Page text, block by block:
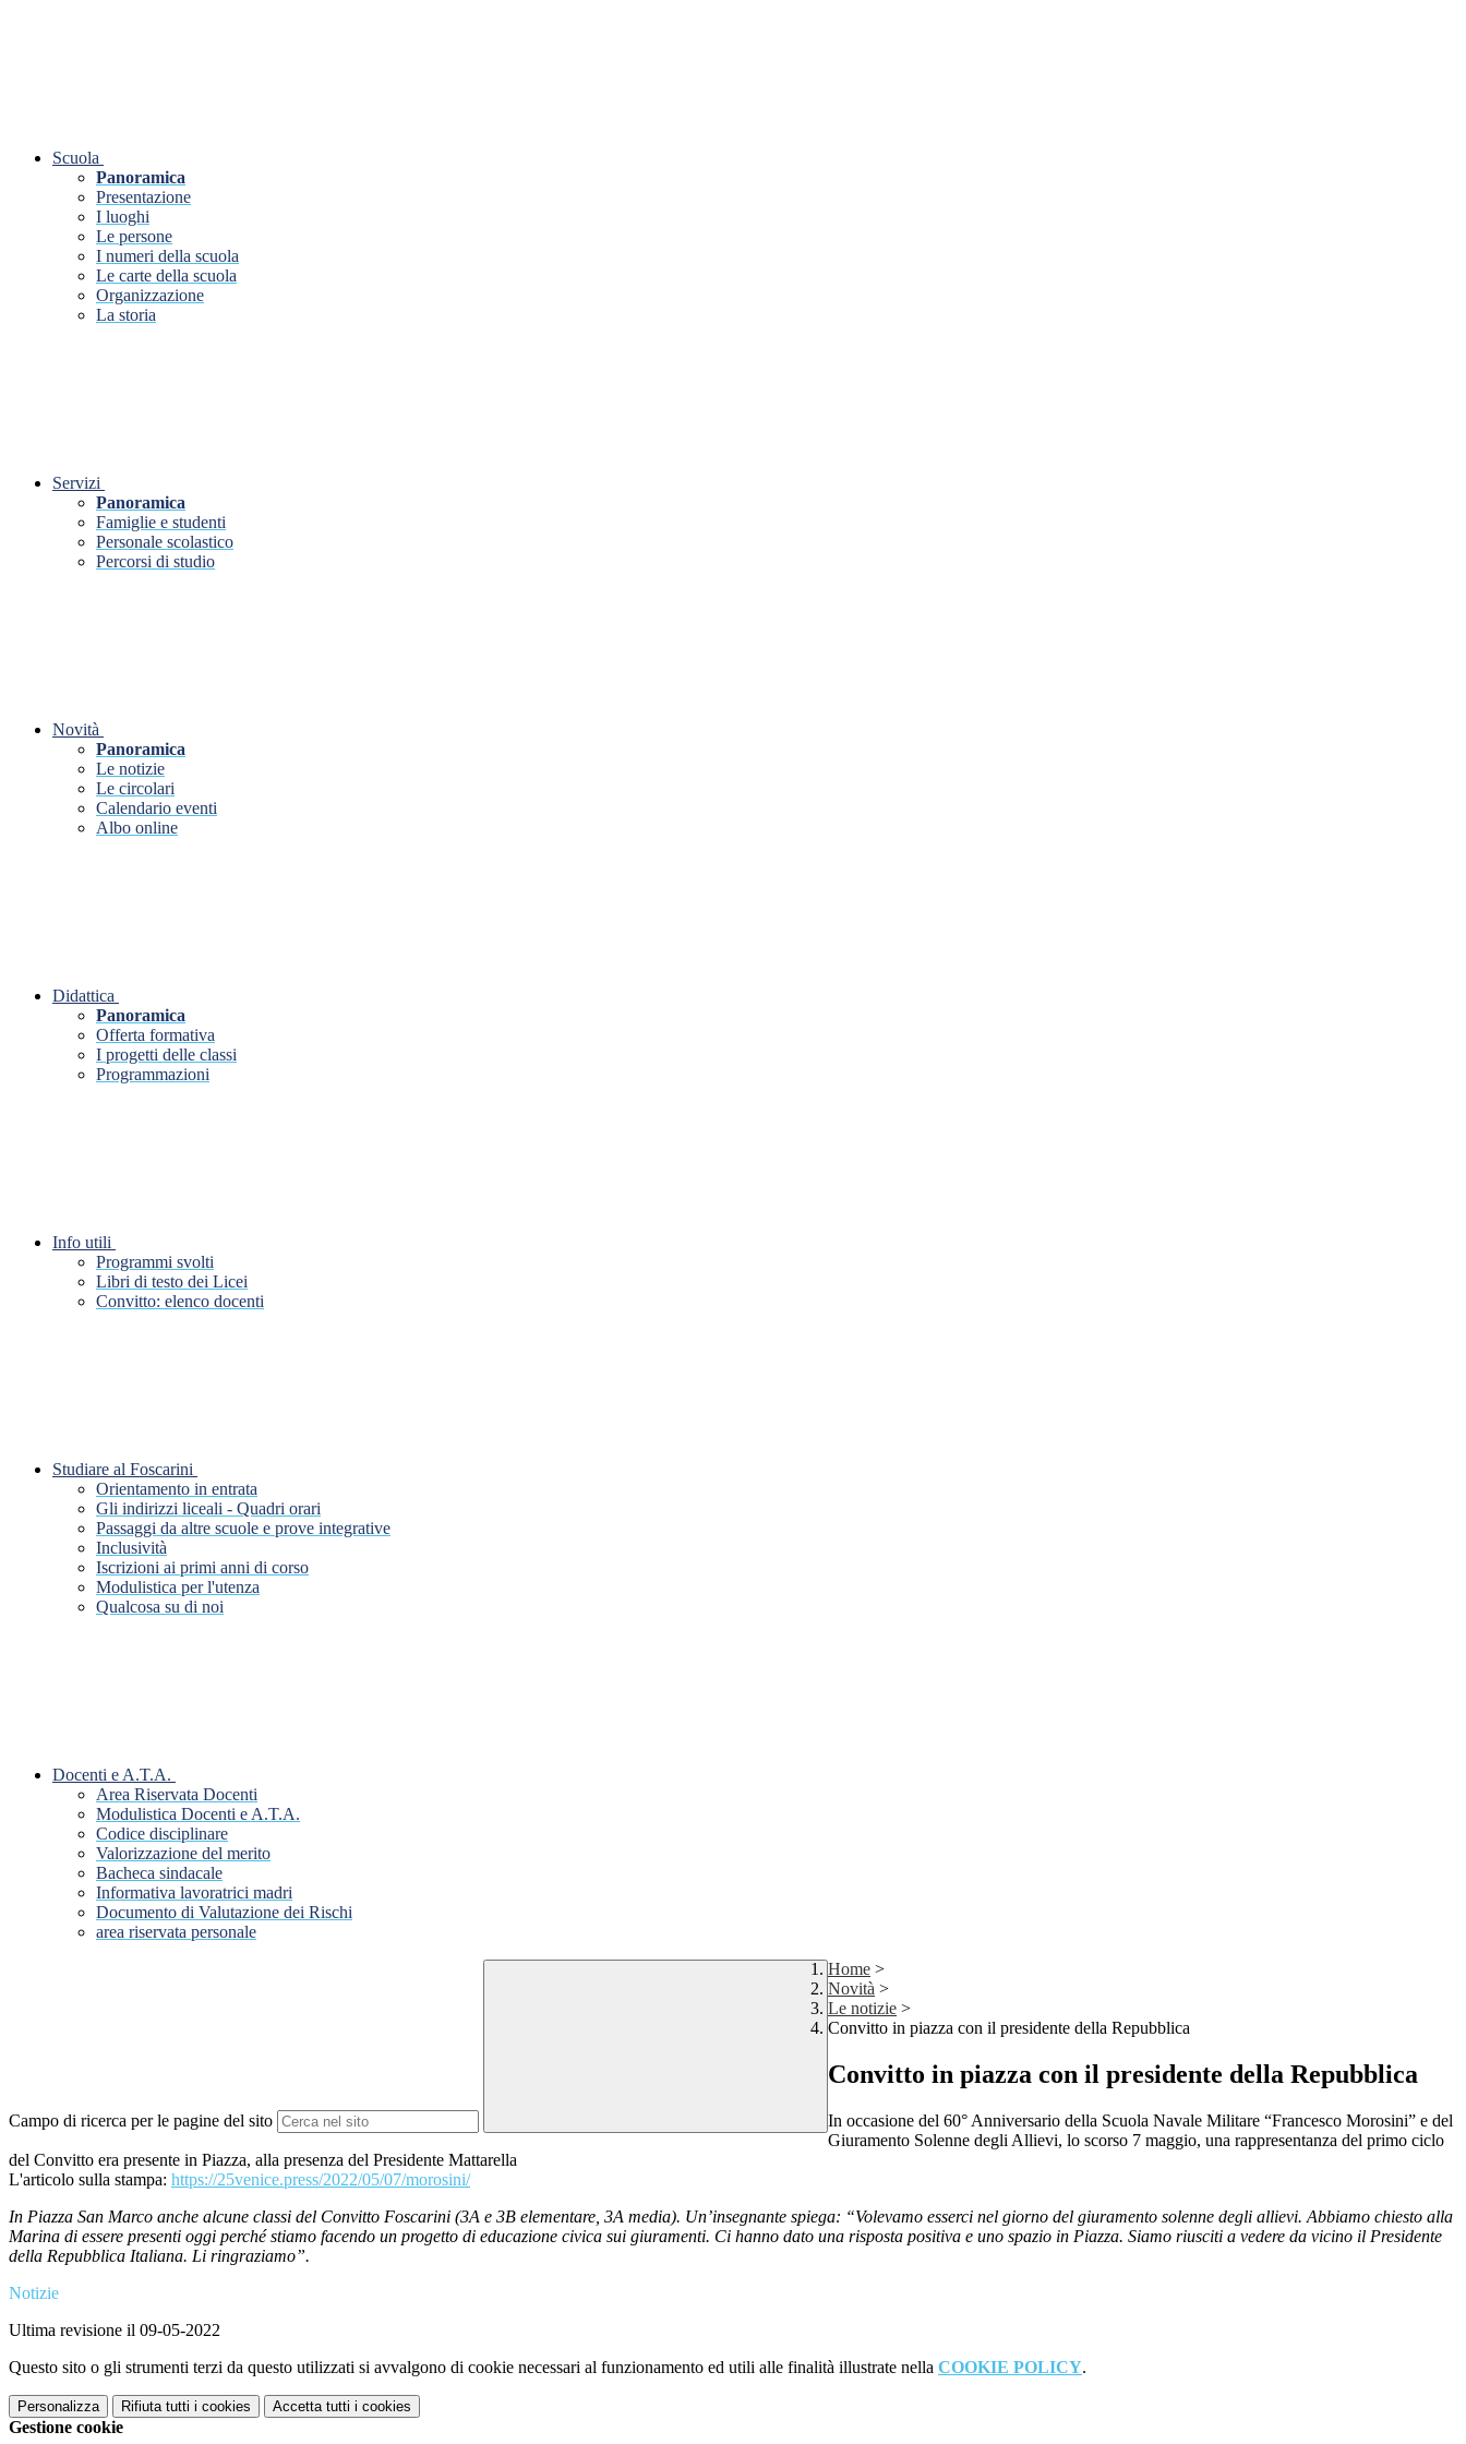
Scuola
Panoramica
Presentazione
I luoghi
Le persone
I numeri della scuola
Le carte della scuola
Organizzazione
La storia
Servizi
Panoramica
Famiglie e studenti
Personale scolastico
Percorsi di studio
Novità
Panoramica
Le notizie
Le circolari
Calendario eventi
Albo online
Didattica
Panoramica
Offerta formativa
I progetti delle classi
Programmazioni
Info utili
Programmi svolti
Libri di testo dei Licei
Convitto: elenco docenti
Studiare al Foscarini
Orientamento in entrata
Gli indirizzi liceali - Quadri orari
Passaggi da altre scuole e prove integrative
Inclusività
Iscrizioni ai primi anni di corso
Modulistica per l'utenza
Qualcosa su di noi
Docenti e A.T.A.
Area Riservata Docenti
Modulistica Docenti e A.T.A.
Codice disciplinare
Valorizzazione del merito
Bacheca sindacale
Informativa lavoratrici madri
Documento di Valutazione dei Rischi
area riservata personale
Campo di ricerca per le pagine del sito
Home >
Novità >
Le notizie >
Convitto in piazza con il presidente della Repubblica
Convitto in piazza con il presidente della Repubblica
In occasione del 60° Anniversario della Scuola Navale Militare “Francesco Morosini” e del
Giuramento Solenne degli Allievi, lo scorso 7 maggio, una rappresentanza del primo ciclo
del Convitto era presente in Piazza, alla presenza del Presidente Mattarella
L'articolo sulla stampa: https://25venice.press/2022/05/07/morosini/
In Piazza San Marco anche alcune classi del Convitto Foscarini (3A e 3B elementare, 3A media). Un’insegnante spiega: “Volevamo esserci nel giorno del giuramento solenne degli allievi. Abbiamo chiesto alla
Marina di essere presenti oggi perché stiamo facendo un progetto di educazione civica sui giuramenti. Ci hanno dato una risposta positiva e uno spazio in Piazza. Siamo riusciti a vedere da vicino il Presidente
della Repubblica Italiana. Li ringraziamo”.
Notizie
Ultima revisione il 09-05-2022
Questo sito o gli strumenti terzi da questo utilizzati si avvalgono di cookie necessari al funzionamento ed utili alle finalità illustrate nella COOKIE POLICY.
Personalizza Rifiuta tutti i cookies Accetta tutti i cookies
Gestione cookie